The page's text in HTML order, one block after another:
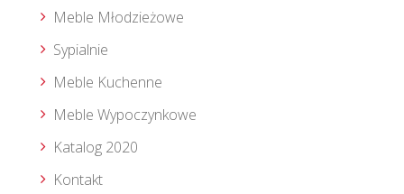
Meble Młodzieżowe
Sypialnie
Meble Kuchenne
Meble Wypoczynkowe
Katalog 2020
Kontakt